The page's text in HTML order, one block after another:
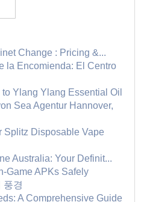
Change : Pricing &...
la Encomienda: El Centro
Ylang Ylang Essential Oil
Sea Agentur Hannover,
Splitz Disposable Vape
Australia: Your Definit...
Game APKs Safely
풍경
A Comprehensive Guide